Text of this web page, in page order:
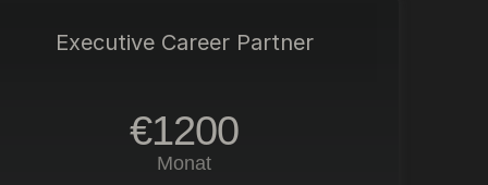
Executive Career Partner
€1200
Monat